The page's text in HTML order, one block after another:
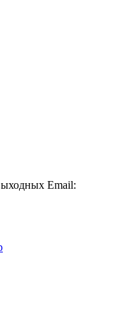
Email: